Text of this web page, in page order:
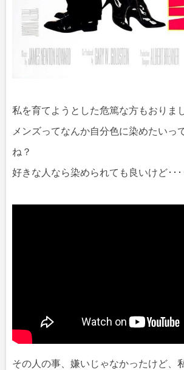
私を育てようとした危篤な方もおりま
メンズってなんか自分色に染めたいっ
ね？
好きな人なら染められても良いけど･･
その人の事、嫌いじゃなかったけど、